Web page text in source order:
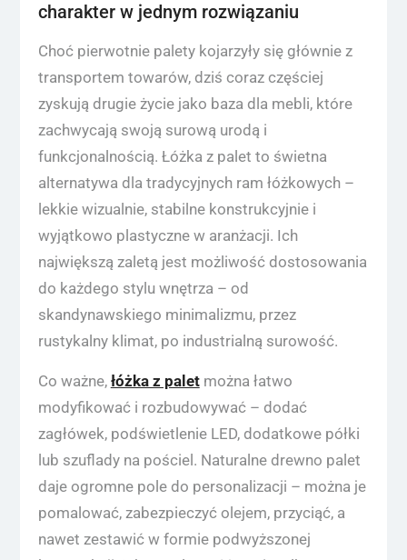
charakter w jednym rozwiązaniu
Choć pierwotnie palety kojarzyły się głównie z
transportem towarów, dziś coraz częściej
zyskują drugie życie jako baza dla mebli, które
zachwycają swoją surową urodą i
funkcjonalnością. Łóżka z palet to świetna
alternatywa dla tradycyjnych ram łóżkowych –
lekkie wizualnie, stabilne konstrukcyjnie i
wyjątkowo plastyczne w aranżacji. Ich
największą zaletą jest możliwość dostosowania
do każdego stylu wnętrza – od
skandynawskiego minimalizmu, przez
rustykalny klimat, po industrialną surowość.
Co ważne, łóżka z paletmożna łatwo
modyfikować i rozbudowywać – dodać
zagłówek, podświetlenie LED, dodatkowe półki
lub szuflady na pościel. Naturalne drewno palet
daje ogromne pole do personalizacji – można je
pomalować, zabezpieczyć olejem, przyciąć, a
nawet zestawić w formie podwyższonej